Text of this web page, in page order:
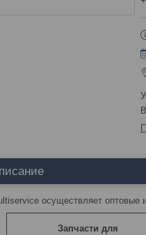
осуществляет оптовые
Запчасти для